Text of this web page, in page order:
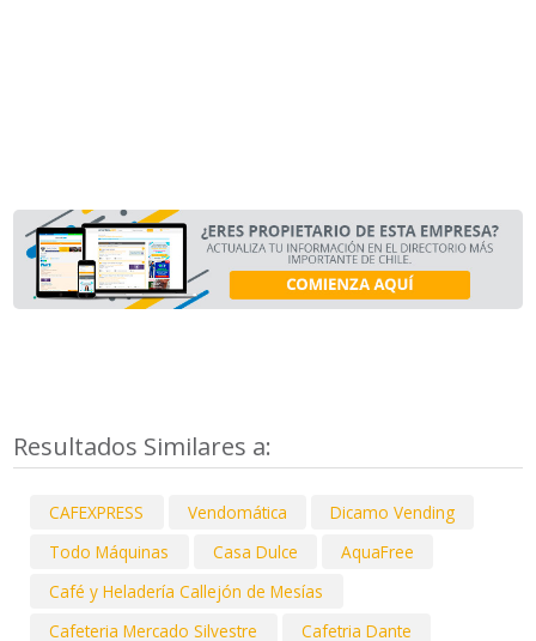
Resultados Similares a:
CAFEXPRESS Vendomática
Dicamo Vending
Todo Máquinas
Casa Dulce
AquaFree
Café y Heladería Callejón de Mesías
Cafeteria Mercado Silvestre
Cafetria Dante